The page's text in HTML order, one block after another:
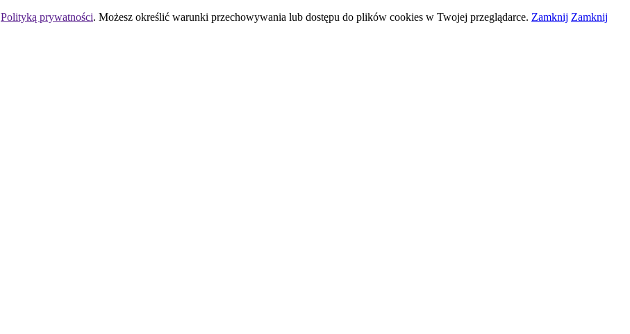
Polityką prywatności. Możesz określić warunki przechowywania lub dostępu do plików cookies w Twojej przeglądarce. Zamknij Zamknij